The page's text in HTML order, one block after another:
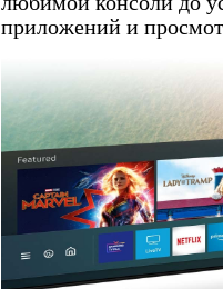
приложений и